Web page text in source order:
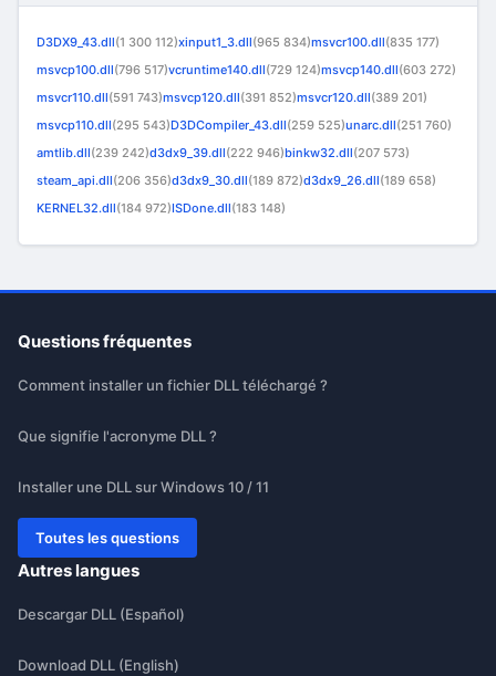
D3DX9_43.dll(1 300 112)xinput1_3.dll(965 834)msvcr100.dll(835 177)
msvcp100.dll(796 517)vcruntime140.dll(729 124)msvcp140.dll(603 272)
msvcr110.dll(591 743)msvcp120.dll(391 852)msvcr120.dll(389 201)
msvcp110.dll(295 543)D3DCompiler_43.dll(259 525)unarc.dll(251 760)
amtlib.dll(239 242)d3dx9_39.dll(222 946)binkw32.dll(207 573)
steam_api.dll(206 356)d3dx9_30.dll(189 872)d3dx9_26.dll(189 658)
KERNEL32.dll(184 972)ISDone.dll(183 148)
Questions fréquentes
Comment installer un fichier DLL téléchargé ?
Que signifie l'acronyme DLL ?
Installer une DLL sur Windows 10 / 11
Toutes les questions
Autres langues
Descargar DLL (Español)
Download DLL (English)